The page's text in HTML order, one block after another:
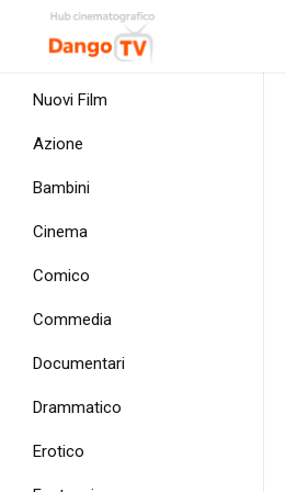
Nuovi Film
Azione
Bambini
Cinema
Comico
Commedia
Documentari
Drammatico
Erotico